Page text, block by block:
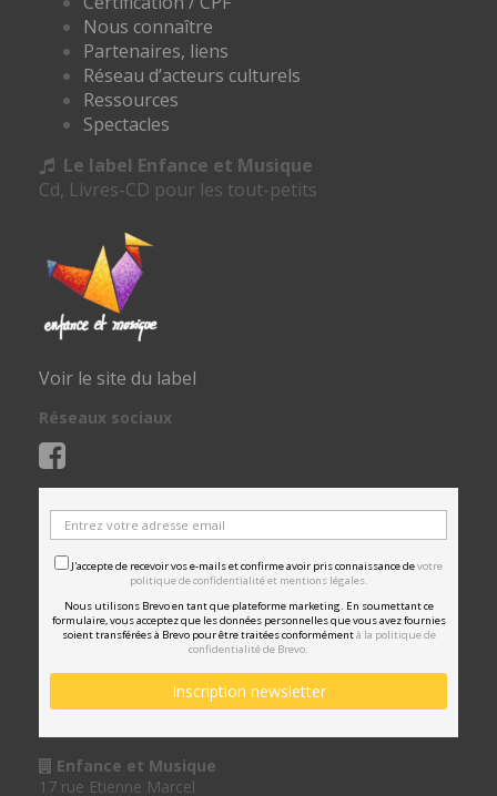
Nous connaître
Partenaires, liens
Réseau d’acteurs culturels
Ressources
Spectacles
Le label Enfance et Musique
Cd, Livres-CD pour les tout-petits
Voir le site du label
Réseaux sociaux
J'accepte de recevoir vos e-mails et confirme avoir pris connaissance devotre
politique de confidentialité et mentions légales.
Nous utilisons Brevo en tant que plateforme marketing. En soumettant ce
formulaire, vous acceptez que les données personnelles que vous avez fournies
soient transférées à Brevo pour être traitées conformémentà la politique de
confidentialité de Brevo.
Enfance et Musique
17 rue Etienne Marcel